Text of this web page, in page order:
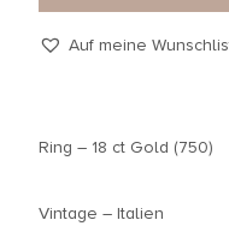
Auf meine
Ring – 18 ct Gold (750)
Vintage – Italien